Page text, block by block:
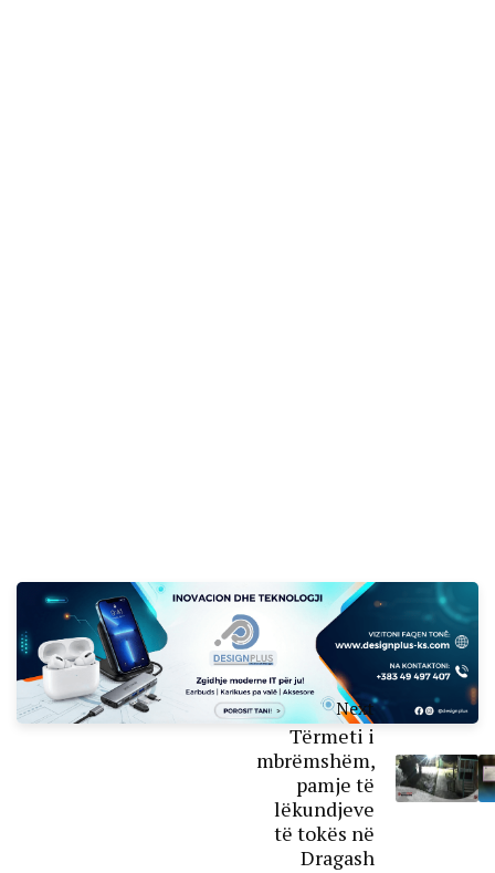
Next
Tërmeti i
mbrëmshëm,
pamje të
lëkundjeve
të tokës në
Dragash